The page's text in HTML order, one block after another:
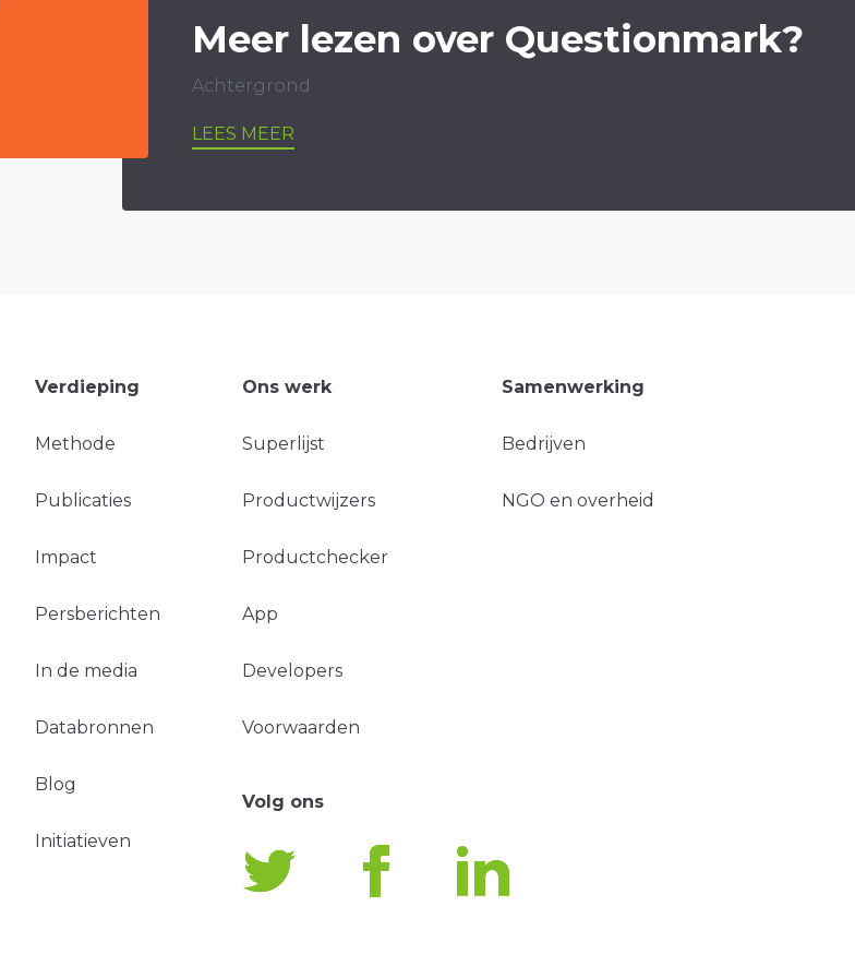
Meer lezen over Questionmark?
Achtergrond
LEES MEER
Verdieping
Methode
Publicaties
Impact
Persberichten
In de media
Databronnen
Blog
Initiatieven
Ons werk
Superlijst
Productwijzers
Productchecker
App
Developers
Voorwaarden
Samenwerking
Bedrijven
NGO en overheid
Volg ons